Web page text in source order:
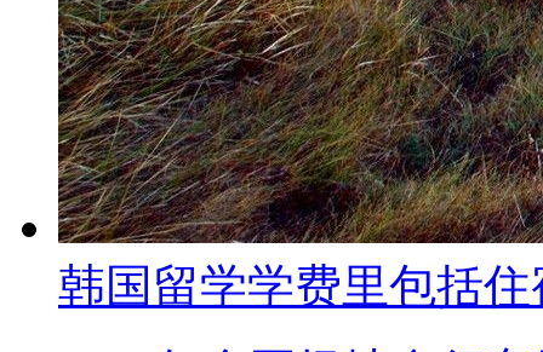
韩国留学学费里包括住